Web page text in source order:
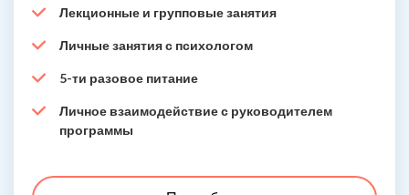
Лекционные и групповые занятия
Личные занятия с психологом
5-ти разовое питание
Личное взаимодействие с руководителем
программы